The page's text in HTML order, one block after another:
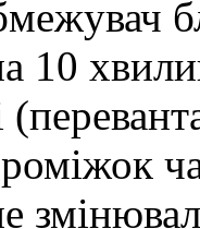
10